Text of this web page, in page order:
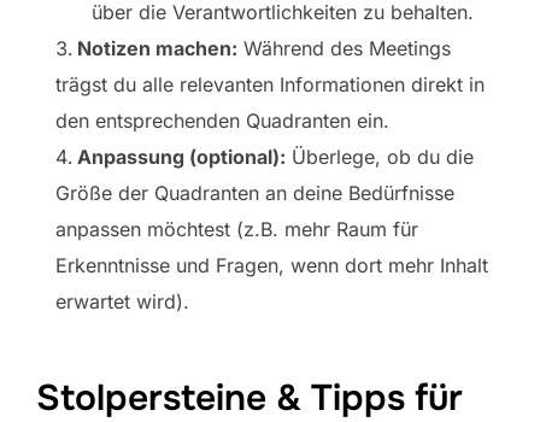
über die Verantwortlichkeiten zu behalten.
Notizen machen: Während des Meetings
trägst du alle relevanten Informationen direkt in
den entsprechenden Quadranten ein.
Anpassung (optional): Überlege, ob du die
Größe der Quadranten an deine Bedürfnisse
anpassen möchtest (z.B. mehr Raum für
Erkenntnisse und Fragen, wenn dort mehr Inhalt
erwartet wird).
Stolpersteine & Tipps für